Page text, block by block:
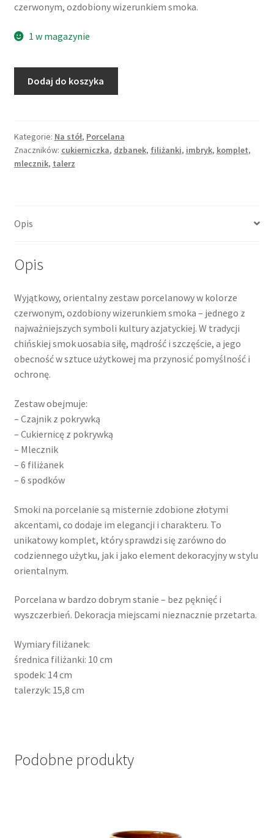
czerwonym, ozdobiony wizerunkiem smoka.
1 w magazynie
orientalny
z
motywem
Dodaj do koszyka
Kategorie: Na stół, Porcelana
Znaczników: cukierniczka, dzbanek, filiżanki, imbryk, komplet,
mlecznik, talerz
Opis
Opis
Wyjątkowy, orientalny zestaw porcelanowy w kolorze
czerwonym, ozdobiony wizerunkiem smoka – jednego z
najważniejszych symboli kultury azjatyckiej. W tradycji
chińskiej smok uosabia siłę, mądrość i szczęście, a jego
obecność w sztuce użytkowej ma przynosić pomyślność i
ochronę.
Zestaw obejmuje:
– Czajnik z pokrywką
– Cukiernicę z pokrywką
– Mlecznik
– 6 filiżanek
– 6 spodków
Smoki na porcelanie są misternie zdobione złotymi
akcentami, co dodaje im elegancji i charakteru. To
unikatowy komplet, który sprawdzi się zarówno do
codziennego użytku, jak i jako element dekoracyjny w stylu
orientalnym.
Porcelana w bardzo dobrym stanie – bez pęknięć i
wyszczerbień. Dekoracja miejscami nieznacznie przetarta.
Wymiary filiżanek:
średnica filiżanki: 10 cm
spodek: 14 cm
talerzyk: 15,8 cm
Podobne produkty